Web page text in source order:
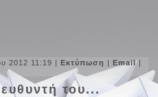
2012 11:19 |Εκτύπωση |Email |
του...